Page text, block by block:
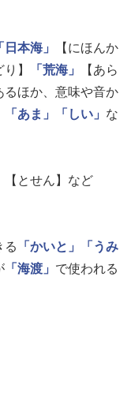
日本海」
【にほんか
り】 「荒海」
【あら
るほか、意味や音か
「あま」 「しい」 な
【とせん】など
る 「かいと」
「うみ
「海渡」 で使われる